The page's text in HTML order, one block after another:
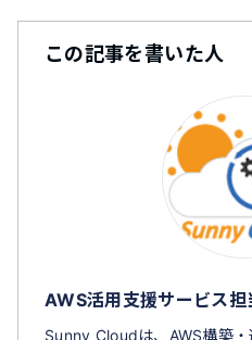
この記事を書いた人
AWS活用支援サービス担
Sunny Cloudは、AWS構築